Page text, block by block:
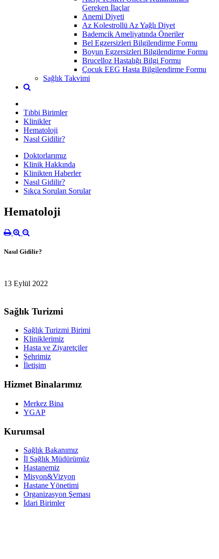
Gereken İlaçlar
Anemi Diyeti
Az Kolestrollü Az Yağlı Diyet
Bademcik Ameliyatında Öneriler
Bel Egzersizleri Bilgilendirme Formu
Boyun Egzersizleri Bilgilendirme Formu
Brucelloz Hastalığı Bilgi Formu
Çocuk EEG Hasta Bilgilendirme Formu
Sağlık Takvimi
Tıbbi Birimler
Klinikler
Hematoloji
Nasıl Gidilir?
Doktorlarımız
Klinik Hakkında
Klinikten Haberler
Nasıl Gidilir?
Sıkça Sorulan Sorular
Hematoloji
Nasıl Gidilir?
13 Eylül 2022
Sağlık Turizmi
Sağlık Turizmi Birimi
Kliniklerimiz
Hasta ve Ziyaretçiler
Şehrimiz
İletişim
Hizmet Binalarımız
Merkez Bina
YGAP
Kurumsal
Sağlık Bakanımız
İl Sağlık Müdürümüz
Hastanemiz
Misyon&Vizyon
Hastane Yönetimi
Organizasyon Şeması
İdari Birimler